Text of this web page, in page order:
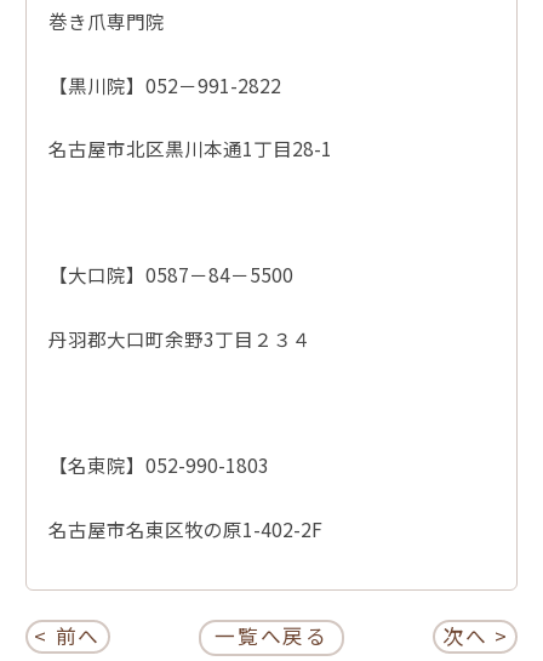
巻き爪専門院
【黒川院】052－991-2822
名古屋市北区黒川本通1丁目28-1
【大口院】0587－84－5500
丹羽郡大口町余野3丁目２３４
【名東院】052-990-1803
名古屋市名東区牧の原1-402-2F
< 前へ 一覧へ戻る 次へ >